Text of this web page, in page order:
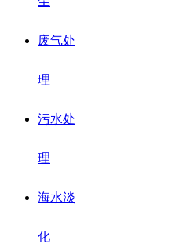
废气处
理
污水处
理
海水淡
化